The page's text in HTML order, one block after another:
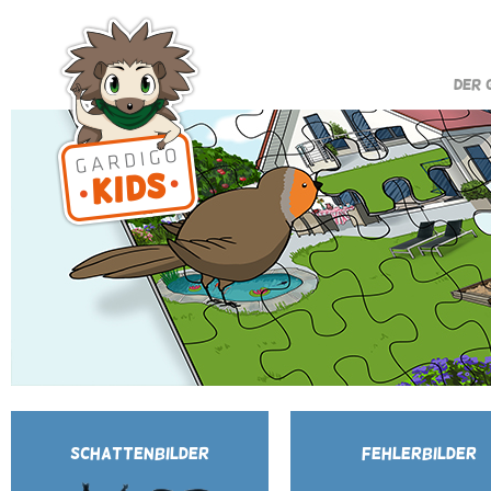
SCHATTENBILDER FEHLERBILDER
DER